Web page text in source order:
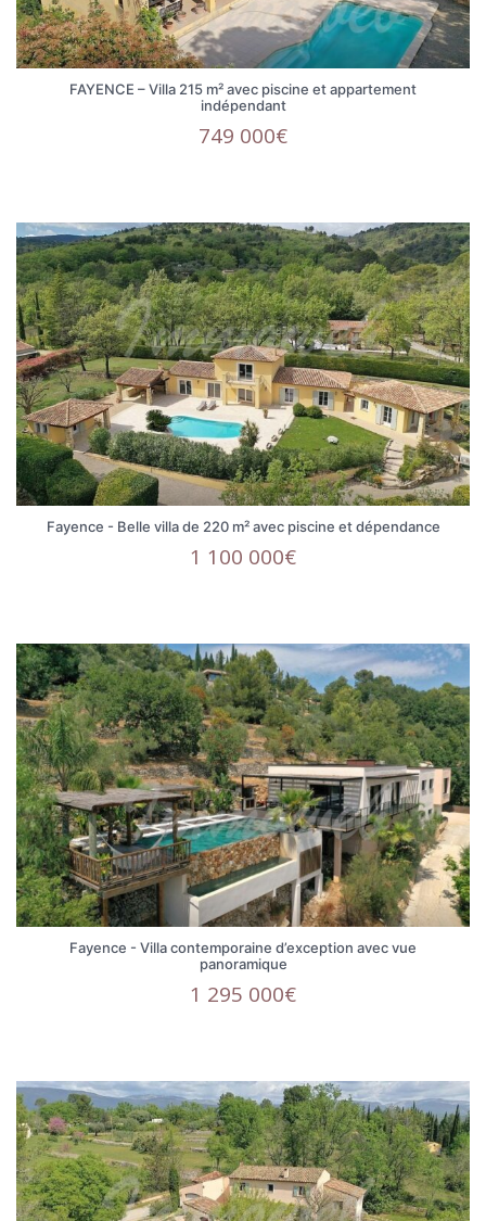
FAYENCE – Villa 215 m² avec piscine et appartement
indépendant
749 000€
Fayence - Belle villa de 220 m² avec piscine et dépendance
1 100 000€
Fayence - Villa contemporaine d’exception avec vue
panoramique
1 295 000€